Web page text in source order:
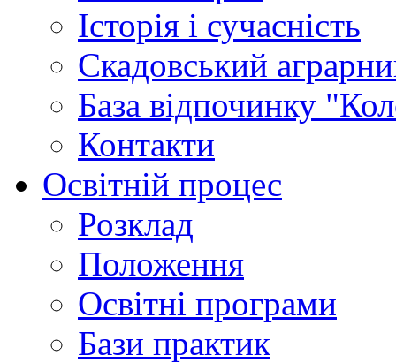
Історія і сучасність
Скадовський
База відпочинку
Контакти
Освітній процес
Розклад
Положення
Освітні програми
Бази практик